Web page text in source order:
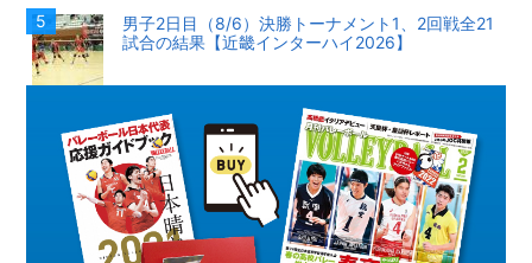
男子2日目（8/6）決勝トーナメント1、2回戦全21
試合の結果【近畿インターハイ2026】